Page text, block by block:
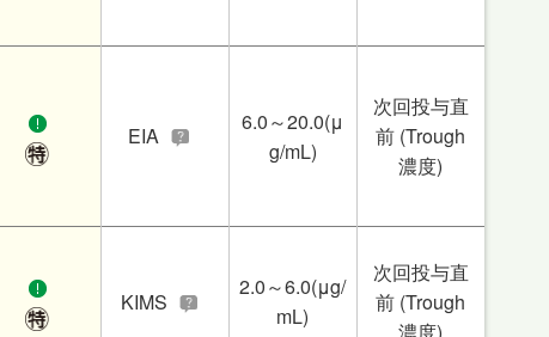
EIA
6.0～20.0(μ
g/mL)
次回投与直
前 (Trough
濃度)
KIMS
2.0～6.0(μg/
mL)
次回投与直
前 (Trough